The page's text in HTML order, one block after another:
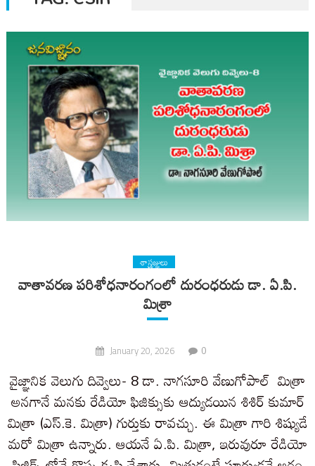
శాస్త్రజ్ఞులు
వాతావరణ పరిశోధనారంగంలో దురంధరుడు డా. ఏ.పి.
మిశ్రా
January 20, 2026 0
వైజ్ఞానిక వెలుగు దివ్వెలు- 8 డా. నాగసూరి వేణుగోపాల్ మిత్రా
అనగానే మనకు రేడియో ఫిజిక్సుకు ఆద్యుడయిన శిశిర్ కుమార్
మిత్రా (ఎస్.కె. మిత్రా) గుర్తుకు రావచ్చు. ఈ మిత్రా గారి శిష్యుడే
మరో మిత్రా ఉన్నారు. ఆయనే ఏ.పి. మిత్రా, ఇరువురూ రేడియో